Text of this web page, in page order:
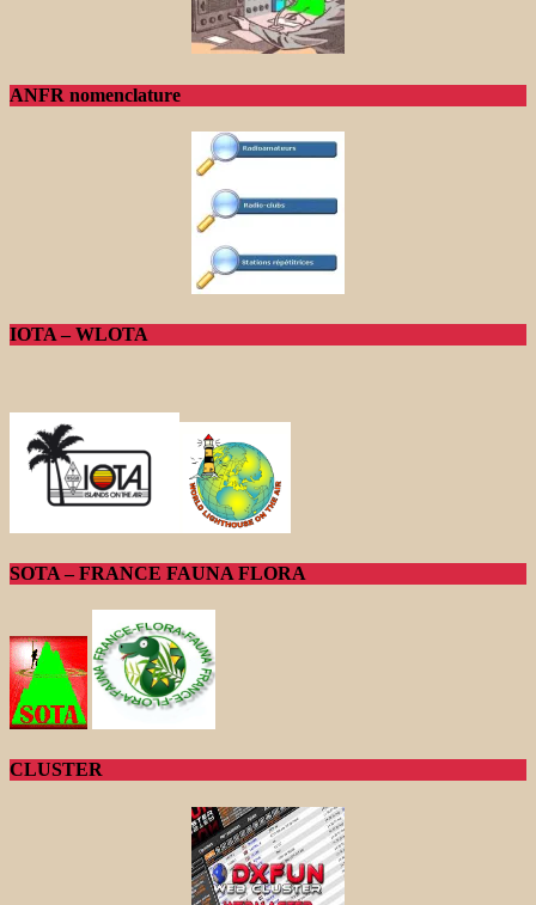
ANFR nomenclature
IOTA – WLOTA
SOTA – FRANCE FAUNA FLORA
CLUSTER